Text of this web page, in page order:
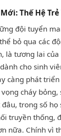
Thế Hệ
đội tuyển
bỏ qua các
là tương lai
cho sinh
càng phát
cháy bỏng,
trong số
truyền thống,
nữa. Chính vì